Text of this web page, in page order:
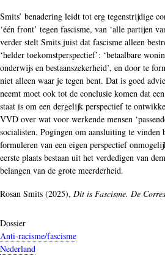
Smits’ benadering leidt tot erg tegenstrijdige
‘één front’ tegen fascisme, van ‘alle partijen
verder stelt Smits juist dat fascisme alleen
‘helder toekomstperspectief’: ‘betaalbare
onderwijs en bestaanszekerheid’, en door te
niet alleen waar je tegen bent. Dat is goed
neemt moet ook tot de conclusie komen dat
staat is om een dergelijk perspectief te
VVD over wat voor werkende mensen
socialisten. Pogingen om aansluiting te vinden
formuleren van een eigen perspectief
eerste plaats bestaan uit het verdedigen van
belangen van de grote meerderheid.
Rosan Smits (2025), Dit is Fascisme. De
Dossier
Anti-racisme/fascisme
Nederland